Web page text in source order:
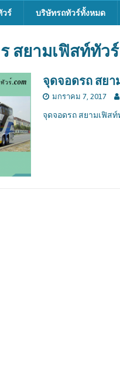
วร์ บริษัทรถทัวร์ทั้งหมด
สยามเฟิสท์ทัวร์
จุดจอดรถ สยา
มกราคม 7, 2017
จุดจอดรถ สยามเฟิสท์